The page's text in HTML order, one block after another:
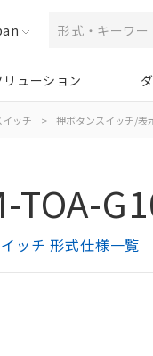
リューション
イッチ > 押ボタンスイッチ/表
TOA-
ッチ 形式仕様一覧